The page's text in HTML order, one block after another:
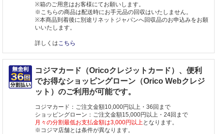
※箱のご用意はお客様にてお願いします。
※こちらの商品は配送時にお手元品の回収はいたしません。
※本商品到着後に別途リネットジャパンへ回収品のお申込みをお願
いいたします。
詳しくはこちら
コジマカード（Oricoクレジットカード）、便利
でお得なショッピングローン（Orico Webクレジ
ット）のご利用が可能です。
コジマカード：ご注文金額10,000円以上・36回まで
ショッピングローン：ご注文金額15,000円以上・24回まで
月々の分割最低お支払金額は3,000円以上となります。
※コジマ店舗とは条件が異なります。